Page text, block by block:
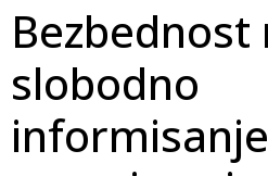
slobodno